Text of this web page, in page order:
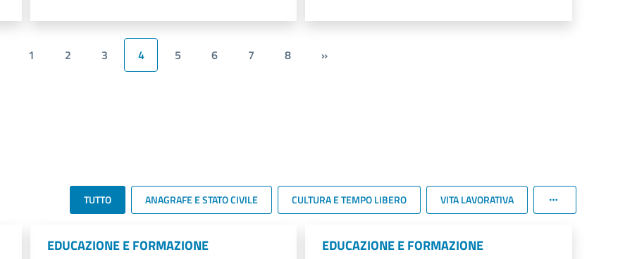
1 2 3 4 5 6 7 8 »
TUTTO ANAGRAFE E STATO CIVILE CULTURA E TEMPO LIBERO VITA LAVORATIVA
EDUCAZIONE E FORMAZIONE EDUCAZIONE E FORMAZIONE